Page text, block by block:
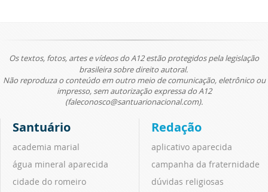
Os textos, fotos, artes e vídeos do A12 estão protegidos pela legislação
brasileira sobre direito autoral.
Não reproduza o conteúdo em outro meio de comunicação, eletrônico ou
impresso, sem autorização expressa do A12
(faleconosco@santuarionacional.com).
Santuário
academia marial
água mineral aparecida
cidade do romeiro
Redação
aplicativo aparecida
campanha da fraternidade
dúvidas religiosas